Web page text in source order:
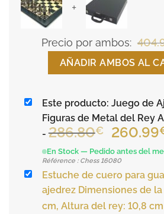
+
Precio por ambos:
AÑADIR AMBOS AL
Este producto: Juego de
Figuras de Metal del Rey
-286.80€
El
precio
original
era:
260.99
En Stock — Pedido antes del
Référence : Chess 16080
Estuche de cuero para
ajedrez Dimensiones de la
cm, Altura del rey: 10,8 cm